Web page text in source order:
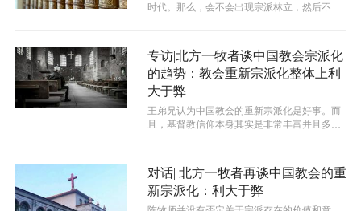
时代。那么，会不会出现宗派林立，然后不同
专访|北方一牧者谈中国教会宗派化
的趋势：教会重新宗派化整体上利
大于弊
王弟兄认为中国教会的重新宗派化是好事。而
且，基督教信仰本身其实是非常丰富并且多元
对话| 北方一牧者再谈中国教会的重
新宗派化：利大于弊